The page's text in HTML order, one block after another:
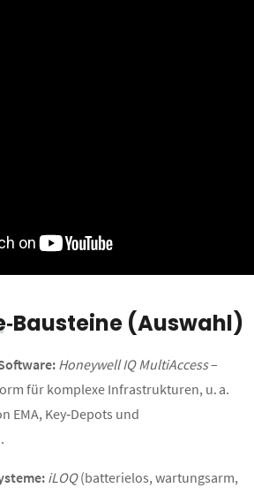
(Auswahl)
Honeywell IQ MultiAccess–
für komplexe Infrastrukturen, u. a.
EMA, Key‑Depots und
iLOQ(batterielos, wartungsarm,